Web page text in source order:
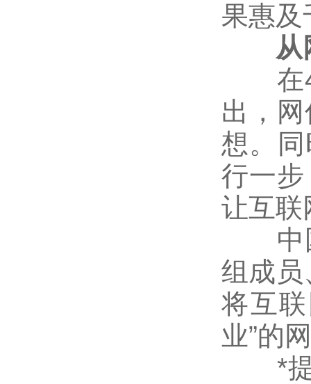
果惠及
从网
在4
出，
想。
行一
让互联
中国
组成员
将互
业”的
*提